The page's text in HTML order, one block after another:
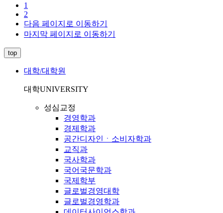
1
2
다음 페이지로 이동하기
마지막 페이지로 이동하기
top
대학/대학원
대학UNIVERSITY
성심교정
경영학과
경제학과
공간디자인ㆍ소비자학과
교직과
국사학과
국어국문학과
국제학부
글로벌경영대학
글로벌경영학과